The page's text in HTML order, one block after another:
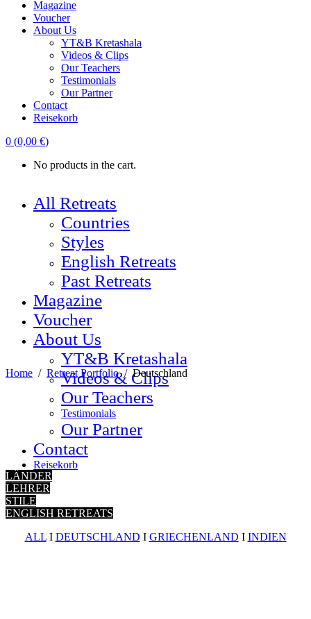
Magazine
Voucher
About Us
YT&B Kretashala
Videos & Clips
Our Teachers
Testimonials
Our Partner
Contact
Reisekorb
0 (0,00 €)
No products in the cart.
All Retreats
Countries
Styles
English Retreats
Past Retreats
Magazine
Voucher
About Us
YT&B Kretashala
Videos & Clips
Our Teachers
Testimonials
Our Partner
Contact
Reisekorb
Home / Retreat Portfolio/Deutschland
LÄNDER
LEHRER
STILE
ENGLISH RETREATS
ALLI DEUTSCHLAND I GRIECHENLAND I INDIEN